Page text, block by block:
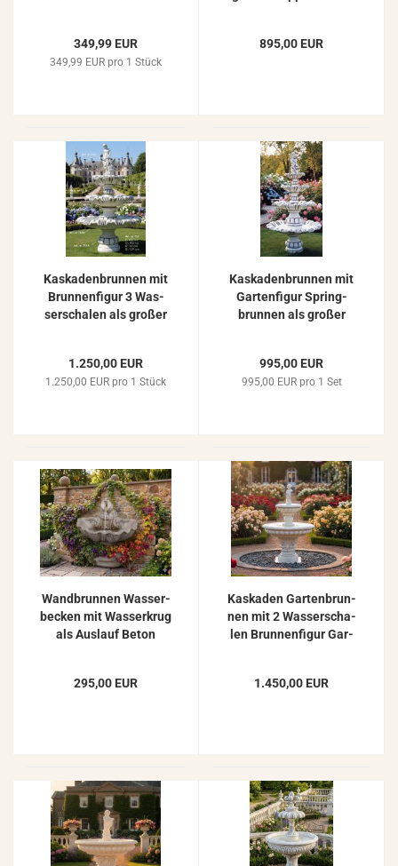
349,99 EUR
349,99 EUR pro 1 Stück
895,00 EUR
Kas­ka­den­brun­nen mit
Brun­nen­fi­gur 3 Was­
ser­scha­len als gro­ßer
1.250,00 EUR
1.250,00 EUR pro 1 Stück
Kas­ka­den­brun­nen mit
Gar­ten­fi­gur Spring­
brun­nen als gro­ßer
995,00 EUR
995,00 EUR pro 1 Set
Wand­brun­nen Was­ser­
be­cken mit Was­ser­krug
als Aus­lauf Beton
295,00 EUR
Kas­ka­den Gar­ten­brun­
nen mit 2 Was­ser­scha­
len Brun­nen­fi­gur Gar­
1.450,00 EUR